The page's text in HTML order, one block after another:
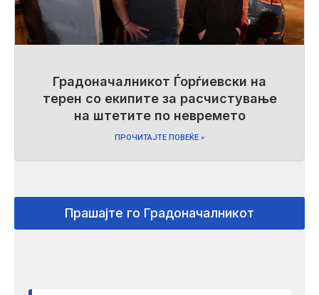
Градоначалникот Ѓорѓиевски на
терен со екипите за расчистување
на штетите по невремето
ПРОЧИТАЈТЕ ПОВЕЌЕ »
Прашајте го Градоначалникот